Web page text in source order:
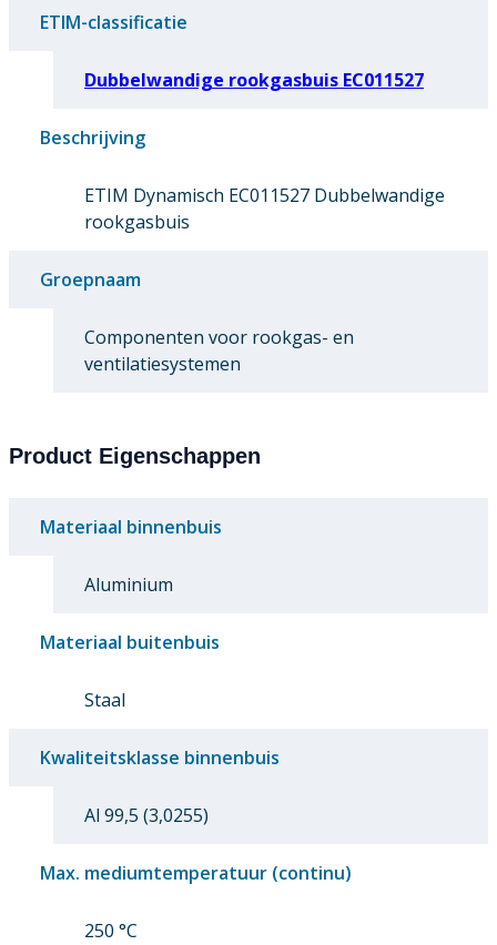
ETIM-classificatie
Dubbelwandige rookgasbuis EC011527
Beschrijving
ETIM Dynamisch EC011527 Dubbelwandige
rookgasbuis
Groepnaam
Componenten voor rookgas- en
ventilatiesystemen
Product Eigenschappen
Materiaal binnenbuis
Aluminium
Materiaal buitenbuis
Staal
Kwaliteitsklasse binnenbuis
Al 99,5 (3,0255)
Max. mediumtemperatuur (continu)
250 °C